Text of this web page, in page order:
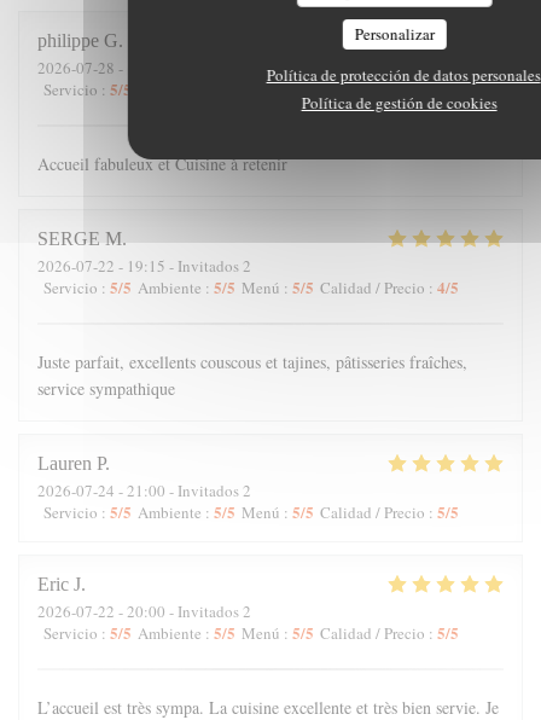
Personalizar
Política de protección de datos personales
Política de gestión de cookies
philippe G
2026-07-28 - 19:45 - Invitados 3
Servicio : 5/5 Menú:5/5 Calidad / Precio:5/5
Accueil fabuleux et Cuisine à retenir
SERGE M
2026-07-22 - 19:15 - Invitados 2
Servicio : 5/5 Ambiente : 5/5 Menú : 5/5 Calidad / Precio : 4/5
Juste parfait, excellents couscous et tajines, pâtisseries fraîches,
service sympathique
Lauren P
2026-07-24 - 21:00 - Invitados 2
Servicio : 5/5 Ambiente : 5/5 Menú : 5/5 Calidad / Precio : 5/5
Eric J
2026-07-22 - 20:00 - Invitados 2
Servicio : 5/5 Ambiente : 5/5 Menú : 5/5 Calidad / Precio : 5/5
L’accueil est très sympa. La cuisine excellente et très bien servie. Je